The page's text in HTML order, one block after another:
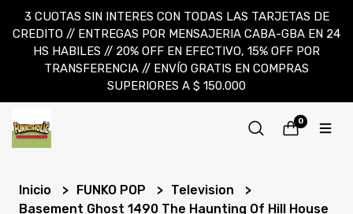
3 CUOTAS SIN INTERES CON TODAS LAS TARJETAS DE
CREDITO // ENTREGAS POR MENSAJERIA CABA-GBA EN 24
HS HABILES // 20% OFF EN EFECTIVO, 15% OFF POR
TRANSFERENCIA // ENVÍO GRATIS EN COMPRAS
SUPERIORES A $ 150.000
0
Inicio FUNKO POP
Television
Basement Ghost 1490 The Haunting Of Hill House